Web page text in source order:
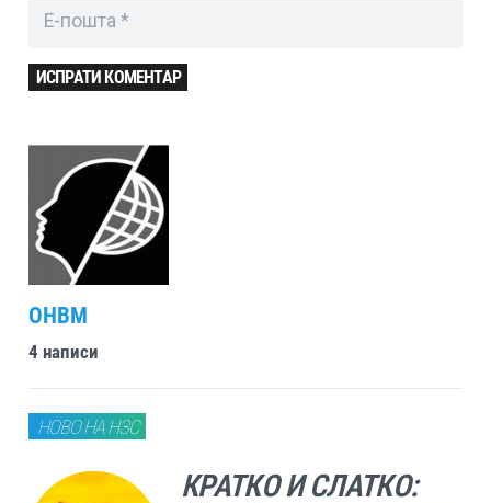
ИСПРАТИ КОМЕНТАР
ОHBM
4 написи
НОВО НА НЗС
КРАТКО И СЛАТКО: